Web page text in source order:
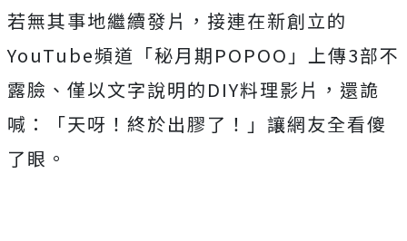
若無其事地繼續發片，接連在新創立的
YouTube頻道「秘月期POPOO」上傳3部不
露臉、僅以文字說明的DIY料理影片， 還詭
喊：「天呀！終於出膠了！」讓網友全看傻
了眼。